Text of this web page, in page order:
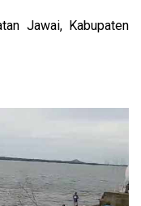
Jawai, Kabupaten